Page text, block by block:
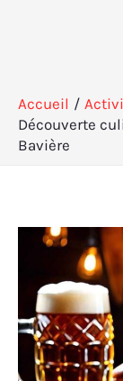
Accueil
Découverte
Bavière